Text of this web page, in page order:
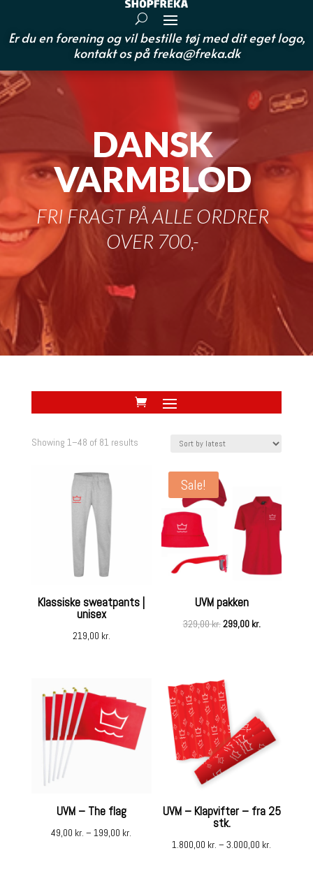
Er du en forening og vil bestille tøj med dit eget logo,
kontakt os på freka@freka.dk
DANSK
VARMBLOD
FRI FRAGT PÅ ALLE ORDRER
OVER 700,-
Showing 1–48 of 81 results
Klassiske sweatpants |
unisex
219,00 kr.
Sale!
UVM pakken
329,00kr.Original
329,00 kr..
299,00 kr.
UVM – The flag
49,00 kr. –199,00 kr.
UVM – Klapvifter – fra 25
stk.
1.800,00 kr. –3.000,00 kr.